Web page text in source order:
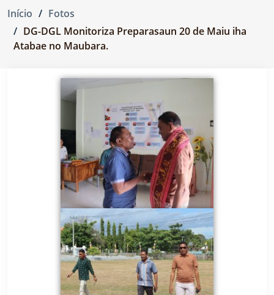
Início
Fotos
DG-DGL Monitoriza Preparasaun 20 de Maiu iha
Atabae no Maubara.